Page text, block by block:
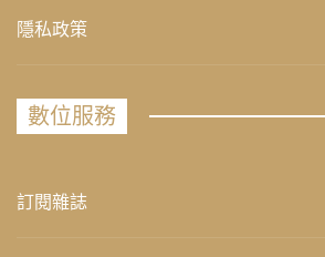
隱私政策
數位服務
訂閱雜誌